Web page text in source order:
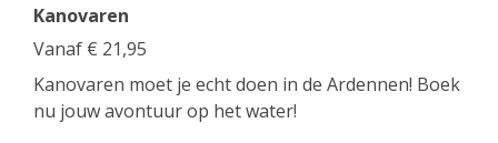
Kanovaren
Vanaf € 21,95
Kanovaren moet je echt doen in de Ardennen! Boek
nu jouw avontuur op het water!